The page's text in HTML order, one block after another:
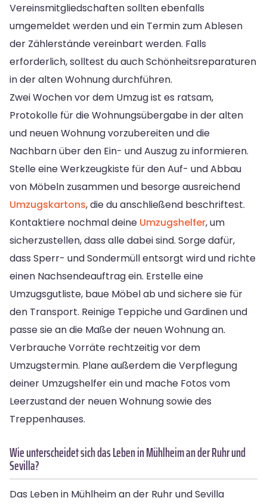
Vereinsmitgliedschaften sollten ebenfalls
umgemeldet werden und ein Termin zum Ablesen
der Zählerstände vereinbart werden. Falls
erforderlich, solltest du auch Schönheitsreparaturen
in der alten Wohnung durchführen.
Zwei Wochen vor dem Umzug ist es ratsam,
Protokolle für die Wohnungsübergabe in der alten
und neuen Wohnung vorzubereiten und die
Nachbarn über den Ein- und Auszug zu informieren.
Stelle eine Werkzeugkiste für den Auf- und Abbau
von Möbeln zusammen und besorge ausreichend
Umzugskartons, die du anschließend beschriftest.
Kontaktiere nochmal deine Umzugshelfer, um
sicherzustellen, dass alle dabei sind. Sorge dafür,
dass Sperr- und Sondermüll entsorgt wird und richte
einen Nachsendeauftrag ein. Erstelle eine
Umzugsgutliste, baue Möbel ab und sichere sie für
den Transport. Reinige Teppiche und Gardinen und
passe sie an die Maße der neuen Wohnung an.
Verbrauche Vorräte rechtzeitig vor dem
Umzugstermin. Plane außerdem die Verpflegung
deiner Umzugshelfer ein und mache Fotos vom
Leerzustand der neuen Wohnung sowie des
Treppenhauses.
Wie unterscheidet sich das Leben in Mühlheim an der Ruhr und
Sevilla?
Das Leben in Mühlheim an der Ruhr und Sevilla